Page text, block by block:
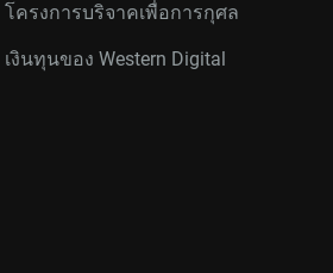
โครงการบริจาคเพื่อการกุศล
เงินทุนของ Western Digital